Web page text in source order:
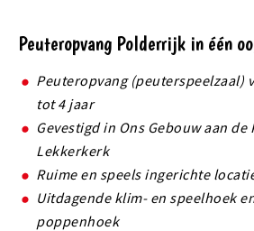
Peuteropvang Polderrijk in één
Peuteropvang (peuterspeelzaal)
tot 4 jaar
Gevestigd in Ons Gebouw aan
Lekkerkerk
Ruime en speels ingerichte
Uitdagende klim- en speelhoek
poppenhoek